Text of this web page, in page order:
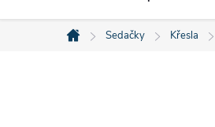
Domů
Sedačky Křesla